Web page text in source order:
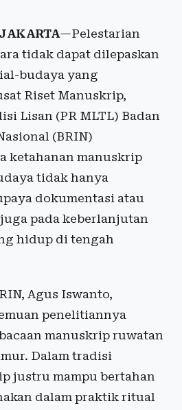
—Pelestarian
tidak dapat dilepaskan
budaya yang
Riset Manuskrip,
Lisan (PR MLTL) Badan
(BRIN)
ketahanan manuskrip
tidak hanya
dokumentasi atau
pada keberlanjutan
hidup di tengah
Agus Iswanto,
penelitiannya
manuskrip ruwatan
Dalam tradisi
justru mampu bertahan
dalam praktik ritual